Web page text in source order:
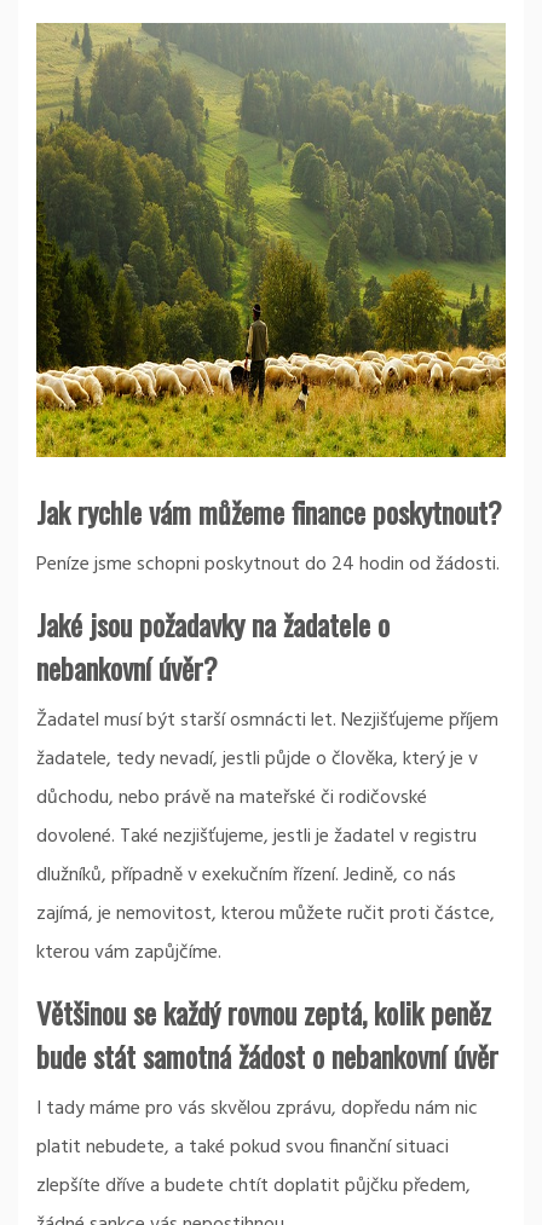
Jak rychle vám můžeme finance poskytnout?
Peníze jsme schopni poskytnout do 24 hodin od žádosti.
Jaké jsou požadavky na žadatele o
nebankovní úvěr?
Žadatel musí být starší osmnácti let. Nezjišťujeme příjem
žadatele, tedy nevadí, jestli půjde o člověka, který je v
důchodu, nebo právě na mateřské či rodičovské
dovolené. Také nezjišťujeme, jestli je žadatel v registru
dlužníků, případně v exekučním řízení. Jedině, co nás
zajímá, je nemovitost, kterou můžete ručit proti částce,
kterou vám zapůjčíme.
Většinou se každý rovnou zeptá, kolik peněz
bude stát samotná žádost o nebankovní úvěr
I tady máme pro vás skvělou zprávu, dopředu nám nic
platit nebudete, a také pokud svou finanční situaci
zlepšíte dříve a budete chtít doplatit půjčku předem,